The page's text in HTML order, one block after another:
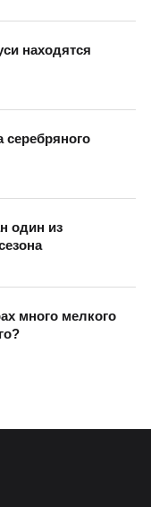
находятся
один из
много мелкого